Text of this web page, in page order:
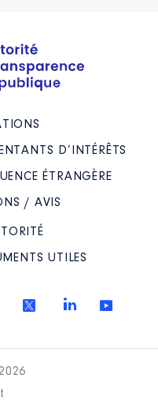
D’INTÉRÊTS
ÉTRANGÈRE
/ AVIS
UTILES